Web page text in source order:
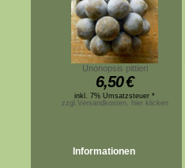
Unonopsis pittieri
6,50€
inkl. 7% Umsatzsteuer *
zzgl.Versandkosten, hier klicken
Informationen